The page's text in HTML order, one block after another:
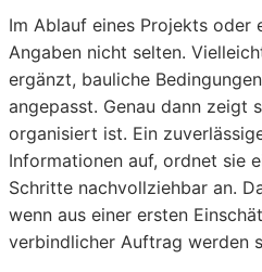
Im Ablauf eines Projekts oder
Angaben nicht selten.
ergänzt, bauliche
angepasst. Genau dann zeigt
organisiert ist. Ein
Informationen auf, ordnet sie
Schritte nachvollziehbar an.
wenn aus einer ersten
verbindlicher Auftrag werden